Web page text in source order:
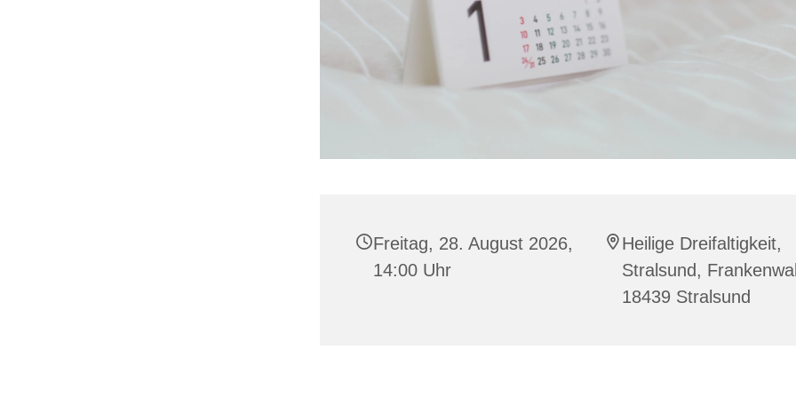
Freitag, 28. August 2026,
14:00 Uhr
Heilige Dreifaltigkeit,
Stralsund,
18439 Stralsund